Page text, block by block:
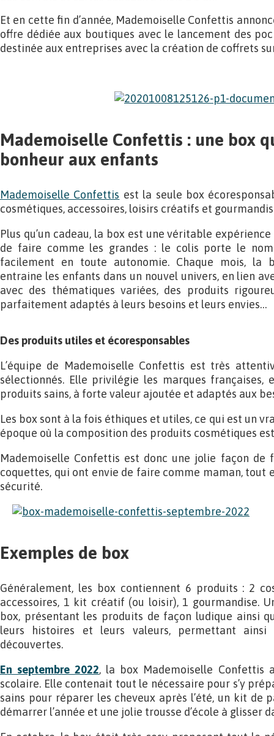
Et en cette fin d’année, Mademoiselle Confettis
offre dédiée aux boutiques avec le lancement des
destinée aux entreprises avec la création de coffrets
Mademoiselle Confettis : une box
bonheur aux enfants
Mademoiselle Confettis est la seule box
cosmétiques, accessoires, loisirs créatifs et
Plus qu’un cadeau, la box est une véritable
de faire comme les grandes : le colis porte le
facilement en toute autonomie. Chaque mois, la
entraine les enfants dans un nouvel univers, en lien
avec des thématiques variées, des produits
parfaitement adaptés à leurs besoins et leurs envies…
Des produits utiles et écoresponsables
L’équipe de Mademoiselle Confettis est très
sélectionnés. Elle privilégie les marques françaises,
produits sains, à forte valeur ajoutée et adaptés aux
Les box sont à la fois éthiques et utiles, ce qui est un
époque où la composition des produits cosmétiques
Mademoiselle Confettis est donc une jolie façon de
coquettes, qui ont envie de faire comme maman,
sécurité.
Exemples de box
Généralement, les box contiennent 6 produits : 2
accessoires, 1 kit créatif (ou loisir), 1 gourmandise.
box, présentant les produits de façon ludique ainsi
leurs histoires et leurs valeurs, permettant
découvertes.
En septembre 2022, la box Mademoiselle Confettis
scolaire. Elle contenait tout le nécessaire pour s’y
sains pour réparer les cheveux après l’été, un kit de
démarrer l’année et une jolie trousse d’école à glisser